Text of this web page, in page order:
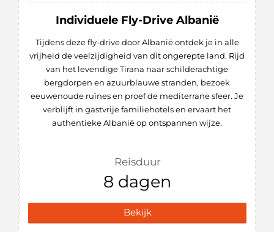
Individuele Fly-Drive Albanië
Tijdens deze fly-drive door Albanië ontdek je in alle
vrijheid de veelzijdigheid van dit ongerepte land. Rijd
van het levendige Tirana naar schilderachtige
bergdorpen en azuurblauwe stranden, bezoek
eeuwenoude ruïnes en proef de mediterrane sfeer. Je
verblijft in gastvrije familiehotels en ervaart het
authentieke Albanië op ontspannen wijze.
Reisduur
8 dagen
Bekijk